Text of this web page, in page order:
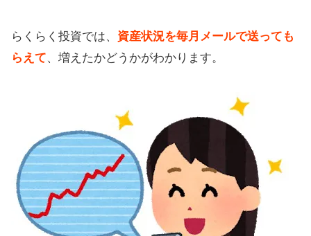
らくらく投資では、 資産状況を毎月メールで送っても
らえて、増えたかどうかがわかります。